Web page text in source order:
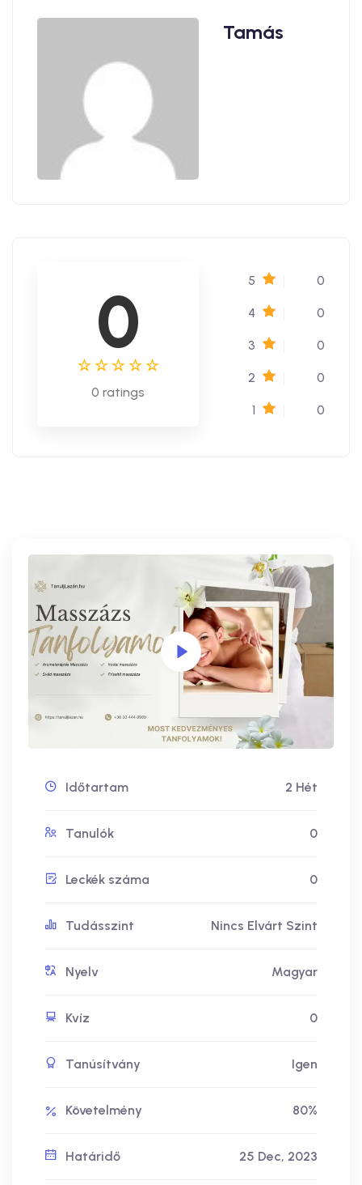
Tamás
0
0 ratings
5 0
4 0
3 0
2 0
1 0
Időtartam 2 Hét
Tanulók 0
Leckék száma 0
Tudásszint Nincs Elvárt Szint
Nyelv Magyar
Kvíz 0
Tanúsítvány Igen
Követelmény 80%
Határidő 25 Dec, 2023